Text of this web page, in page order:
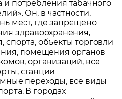
и потребления табачного
Он, в частности,
мест, где запрещено
здравоохранения,
спорта, объекты торговли
помещения органов
организаций, все
станции
переходы, все виды
В городах